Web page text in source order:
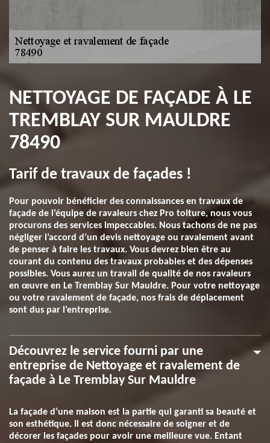
NETTOYAGE DE FAÇADE À LE
TREMBLAY SUR MAULDRE
78490
Tarif de travaux de façades !
Pour pouvoir bénéficier des connaissances en travaux de
façade de l’équipe de ravaleurs chez Pro toiture, nous vous
procurons des services impeccables. Nous tachons de ne pas
négliger l’accord d’un devis nettoyage ou ravalement avant
de penser à faire les travaux. Vous devrez bien être au
courant du contenu des travaux probables et des dépenses
possibles. Vous aurez un travail de qualité de nos ravaleurs
en œuvre en Le Tremblay Sur Mauldre. Pour votre nettoyage
ou votre ravalement de façade, nos frais de déplacement
sont dus par l’entreprise.
Découvrez le service fourni par une
entreprise de Nettoyage et ravalement de
façade à Le Tremblay Sur Mauldre
La façade d’une maison est la partie qui garanti sa beauté et
son esthétique. Il est donc nécessaire de soigner et de
décorer les façades pour avoir une meilleure vue. Entant